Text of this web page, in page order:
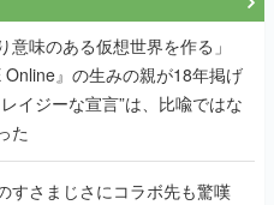
意味のある仮想世界を作る」
』の生みの親が18年掲げ
イジーな宣言”は、比喩ではな
た
すさまじさにコラボ先も驚嘆